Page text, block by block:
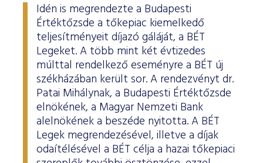
Idén is megrendezte a Budapesti
Értéktőzsde a tőkepiac kiemelkedő
teljesítményeit díjazó gáláját, a BÉT
Legeket. A több mint két évtizedes
múlttal rendelkező eseményre a BÉT új
székházában került sor. A rendezvényt dr.
Patai Mihálynak, a Budapesti Értéktőzsde
elnökének, a Magyar Nemzeti Bank
alelnökének a beszéde nyitotta. A BÉT
Legek megrendezésével, illetve a díjak
odaítélésével a BÉT célja a hazai tőkepiaci